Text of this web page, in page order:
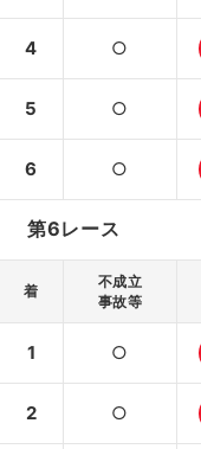
4 ○
5 ○
6 ○
第6レース
着
不成立
事故等
1 ○
2 ○